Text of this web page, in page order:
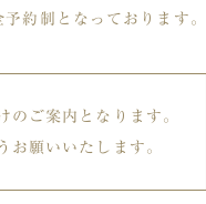
約制となっております。
のご案内となります。
お願いいたします。